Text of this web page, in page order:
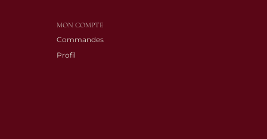
MON COMPTE
Commandes
Profil